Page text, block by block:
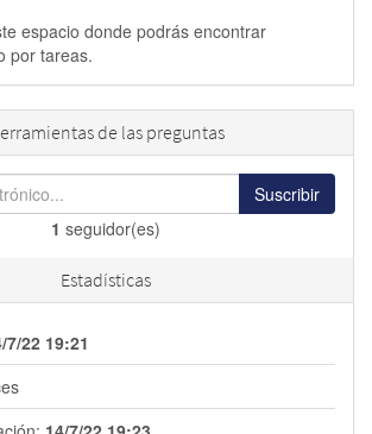
espacio donde podrás encontrar
por tareas.
de las preguntas
Suscribir
1 seguidor(es)
Estadísticas
7/22 19:21